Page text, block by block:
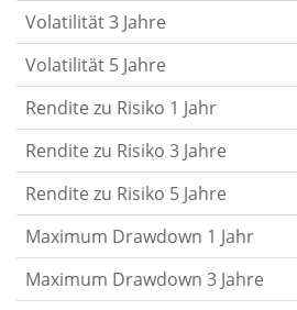
berechnen die Volatilität auf
letzten 1, 3 und 5 Jahre, damit
die Kursschwankungen im
oder schwächer wurden.
findest du in unserem Artikel:
Risikomass.
Rendite pro Risikofür
Jahren. Diese Kennzahl ist
annualisierte (d. h. auf einen
Volatilität 3 Jahre
Volatilität 5 Jahre
Rendite zu Risiko 1 Jahr
Rendite zu Risiko 3 Jahre
Rendite zu Risiko 5 Jahre
Maximum Drawdown 1 Jahr
Maximum Drawdown 3 Jahre